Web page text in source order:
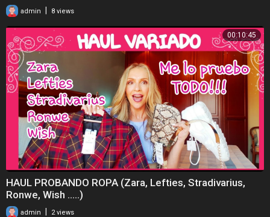
admin 8 views
00:10:45
HAUL PROBANDO ROPA (Zara, Lefties, Stradivarius,
Ronwe, Wish .....)
admin | 2 views